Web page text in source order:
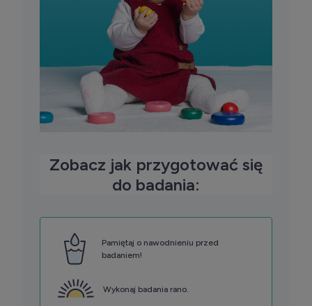
Zobacz jak przygotować się
do badania:
Pamiętaj o nawodnieniu przed
badaniem!
Wykonaj badania rano.